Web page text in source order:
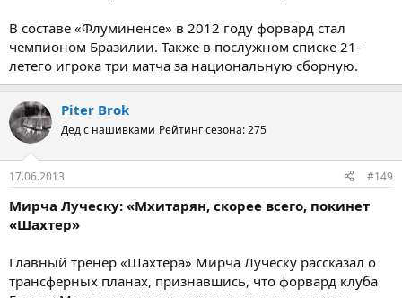
В составе «Флуминенсе» в 2012 году форвард стал
чемпионом Бразилии. Также в послужном списке 21-
летего игрока три матча за национальную сборную.
Piter Brok
Дед с нашивками Рейтинг сезона: 275
17.06.2013 #149
Мирча Луческу: «Мхитарян, скорее всего, покинет
«Шахтер»
Главный тренер «Шахтера» Мирча Луческу рассказал о
трансферных планах, признавшись, что форвард клуба